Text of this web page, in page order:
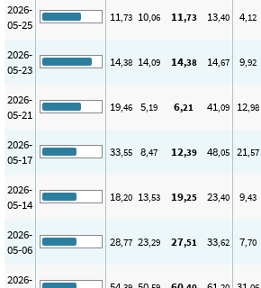
2026-
05-25
11,73 10,06 11,73 13,40 4,12
2026-
05-23
14,38 14,09 14,38 14,67 9,92
2026-
05-21
19,46 5,19 6,21 41,09 12,98
2026-
05-17
33,55 8,47 12,39 48,05 21,57
2026-
05-14
18,20 13,53 19,25 23,40 9,43
2026-
05-06
28,77 23,29 27,51 33,62 7,70
2026-